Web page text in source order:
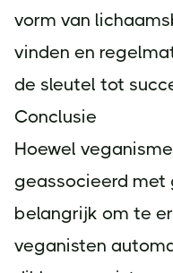
vorm van
vinden en
de sleutel tot
Conclusie
Hoewel
geassocieerd met
belangrijk om te
veganisten